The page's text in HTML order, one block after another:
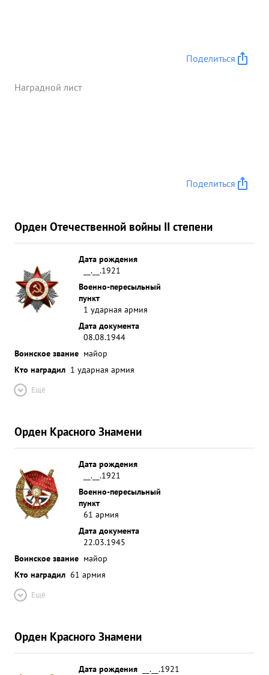
Поделиться
Наградной лист
Поделиться
Орден Отечественной войны II степени
Дата рождения
__.__.1921
Военно-пересыльный
пункт
1 ударная армия
Дата документа
08.08.1944
Воинское звание майор
Кто наградил 1 ударная армия
Ещё
Орден Красного Знамени
Дата рождения
__.__.1921
Военно-пересыльный
пункт
61 армия
Дата документа
22.03.1945
Воинское звание майор
Кто наградил 61 армия
Ещё
Орден Красного Знамени
Дата рождения
__.__.1921